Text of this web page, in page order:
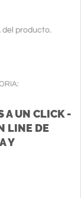
del producto.
A UN CLICK -
LINE DE
Y